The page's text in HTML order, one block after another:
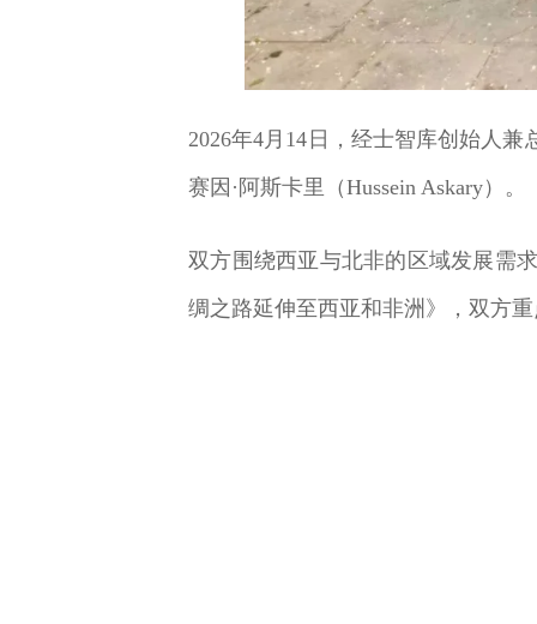
2026年4月14日，经士智库创始人
赛因·阿斯卡里（Hussein Askary）。
双方围绕西亚与北非的区域发展需
绸之路延伸至西亚和非洲》，双方